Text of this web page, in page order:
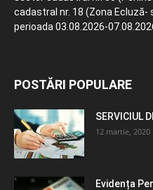
cadastral nr. 18 (Zona Ecluză-
perioada 03.08.2026-
POSTĂRI POPULARE
SERVICIUL
12 martie, 2020
Evidența